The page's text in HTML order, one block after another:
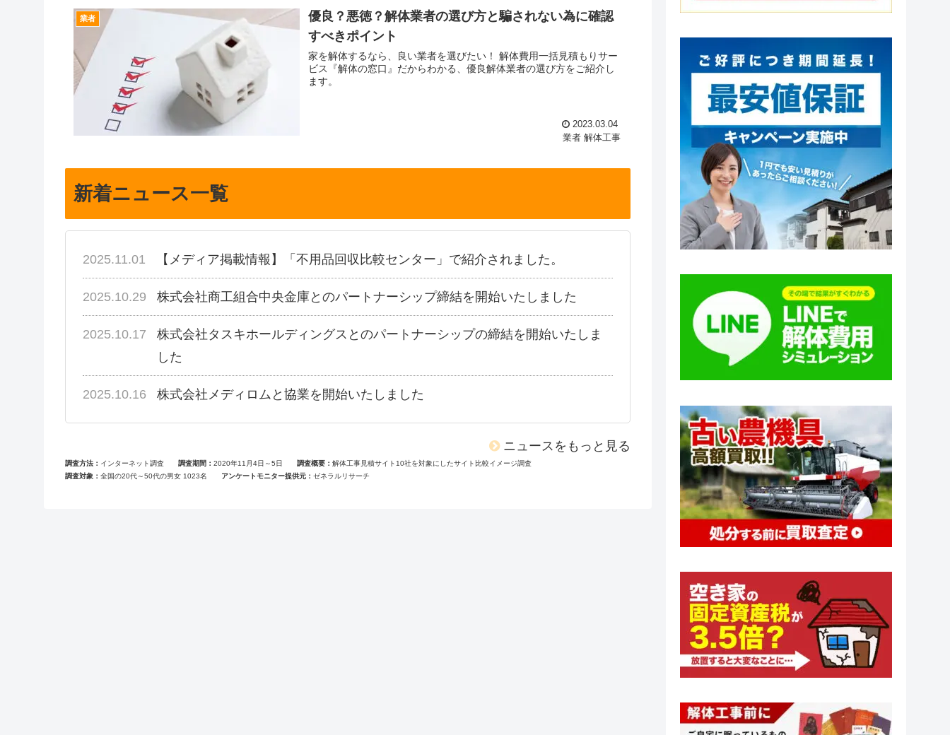
業者
優良？悪徳？解体業者の選び方と騙されない為に確認
すべきポイント
家を解体するなら、良い業者を選びたい！ 解体費用一括見積もりサー
ビス『解体の窓口』だからわかる、優良解体業者の選び方をご紹介し
ます。
2023.03.04
業者 解体工事
新着ニュース一覧
2025.11.01 【メディア掲載情報】「不用品回収比較センター」で紹介されました。
2025.10.29 株式会社商工組合中央金庫とのパートナーシップ締結を開始いたしました
2025.10.17
株式会社タスキホールディングスとのパートナーシップの締結を開始いたしま
した
2025.10.16 株式会社メディロムと協業を開始いたしました
ニュースをもっと見る
調査方法 インターネット調査 調査期間 2020年11月4日～5日 調査概要
解体工事見積サイト10社を対象にしたサイト比較イメージ調査
調査対象
全国の20代～50代の男女 1023名 アンケートモニター提供元 ゼネラルリサーチ